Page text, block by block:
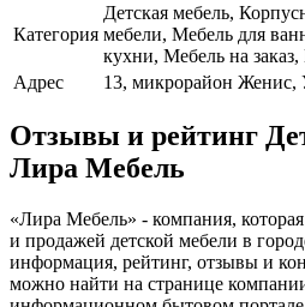
Категория
Детская мебель,
мебели, Мебель для
кухни, Мебель на
Адрес
13, микрорайон Женис,
Отзывы и рейтинг
Лира Мебель
«Лира Мебель» - компания,
и продажей детской мебели в
информация, рейтинг, отзывы и
можно найти на странице